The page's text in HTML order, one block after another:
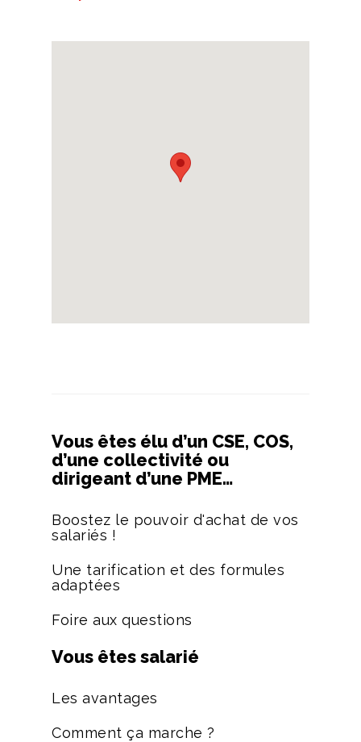
Vous êtes élu d’un CSE, COS,
d’une collectivité ou
dirigeant d’une PME…
Boostez le pouvoir d'achat de vos
salariés !
Une tarification et des formules
adaptées
Foire aux questions
Vous êtes salarié
Les avantages
Comment ça marche ?